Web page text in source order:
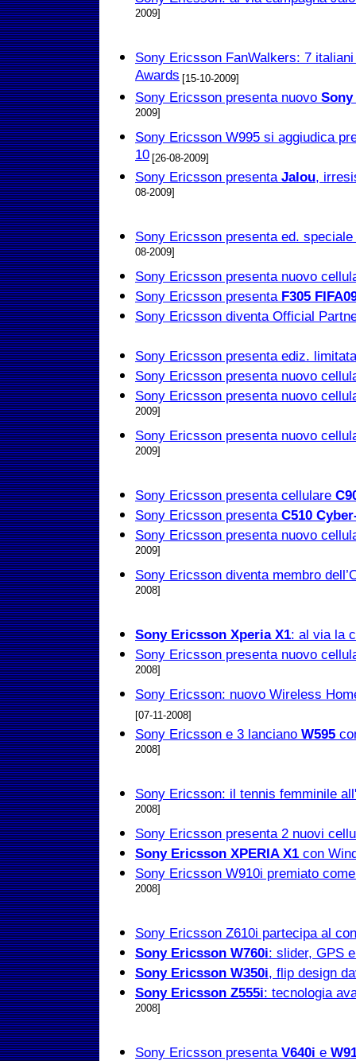
2009]
Sony Ericsson FanWalkers: 7
Awards [15-10-2009]
Sony Ericsson presenta nuovo Sony
2009]
Sony Ericsson W995 si aggiudica
10 [26-08-2009]
Sony Ericsson presenta Jalou,
08-2009]
Sony Ericsson presenta ed. speciale
08-2009]
Sony Ericsson presenta nuovo
Sony Ericsson presenta F305
Sony Ericsson diventa Official
Sony Ericsson presenta ediz.
Sony Ericsson presenta nuovo
Sony Ericsson presenta nuovo
2009]
Sony Ericsson presenta nuovo
2009]
Sony Ericsson presenta cellulare
Sony Ericsson presenta C510
Sony Ericsson presenta nuovo
2009]
Sony Ericsson diventa membro
2008]
Sony Ericsson Xperia X1: al via la
Sony Ericsson presenta nuovo
2008]
Sony Ericsson: nuovo Wireless
[07-11-2008]
Sony Ericsson e 3 lanciano W595
2008]
Sony Ericsson: il tennis femminile
2008]
Sony Ericsson presenta 2 nuovi
Sony Ericsson XPERIA X1 con
Sony Ericsson W910i premiato
2008]
Sony Ericsson Z610i partecipa al
Sony Ericsson W760i: slider, GPS
Sony Ericsson W350i, flip design
Sony Ericsson Z555i: tecnologia
2008]
Sony Ericsson presenta V640i e